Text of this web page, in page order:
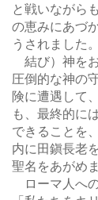
と戦いながら
の恵みにあづ
うされました。
結び）神を
圧倒的な神の
険に遭遇して
も、最終的に
できることを
内に田鎭長老
聖名をあがめま
ローマ人へ